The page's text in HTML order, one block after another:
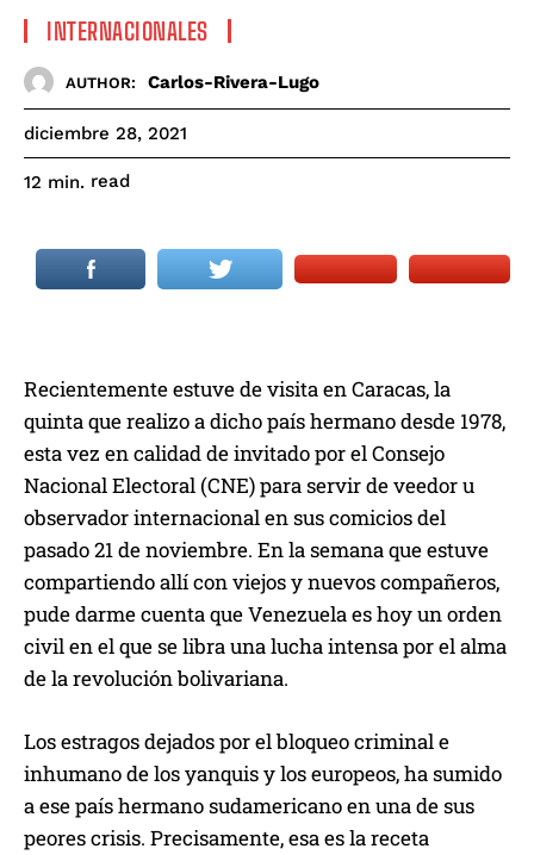
INTERNACIONALES
AUTHOR: Carlos-Rivera-Lugo
diciembre 28, 2021
12 min. read
Recientemente estuve de visita en Caracas, la
quinta que realizo a dicho país hermano desde 1978,
esta vez en calidad de invitado por el Consejo
Nacional Electoral (CNE) para servir de veedor u
observador internacional en sus comicios del
pasado 21 de noviembre. En la semana que estuve
compartiendo allí con viejos y nuevos compañeros,
pude darme cuenta que Venezuela es hoy un orden
civil en el que se libra una lucha intensa por el alma
de la revolución bolivariana.
Los estragos dejados por el bloqueo criminal e
inhumano de los yanquis y los europeos, ha sumido
a ese país hermano sudamericano en una de sus
peores crisis. Precisamente, esa es la receta